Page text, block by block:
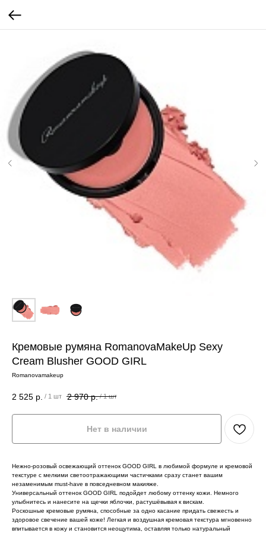
Кремовые румяна RomanovaMakeUp Sexy
Cream Blusher GOOD GIRL
Romanovamakeup
2 525 р. / 1 шт 2 970 р. / 1 шт
Нет в наличии
Нежно-розовый освежающий оттенок GOOD GIRL в любимой формуле и кремовой
текстуре с мелкими светоотражающими частичками сразу станет вашим
незаменимым must-have в повседневном макияже.
Универсальный оттенок GOOD GIRL подойдет любому оттенку кожи. Немного
улыбнитесь и нанесите на щечки яблочки, растушёвывая к вискам.
Роскошные кремовые румяна, способные за одно касание придать свежесть и
здоровое свечение вашей коже! Легкая и воздушная кремовая текстура мгновенно
впитывается в кожу и становится неощутима, оставляя только натуральный